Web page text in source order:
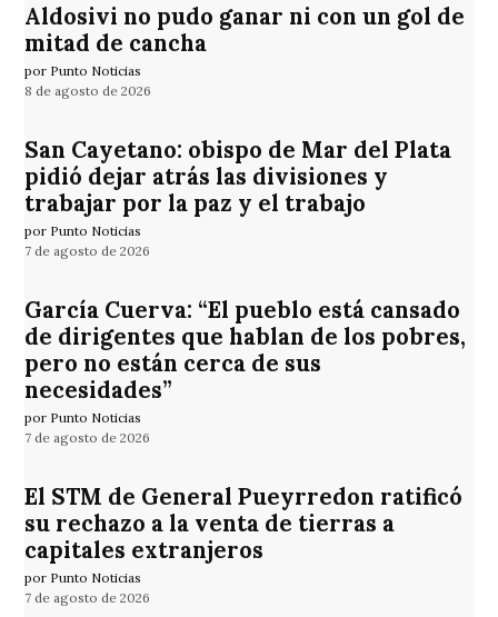
Aldosivi no pudo ganar ni con un gol de
mitad de cancha
por Punto Noticias
8 de agosto de 2026
San Cayetano: obispo de Mar del Plata
pidió dejar atrás las divisiones y
trabajar por la paz y el trabajo
por Punto Noticias
7 de agosto de 2026
García Cuerva: “El pueblo está cansado
de dirigentes que hablan de los pobres,
pero no están cerca de sus
necesidades”
por Punto Noticias
7 de agosto de 2026
El STM de General Pueyrredon ratificó
su rechazo a la venta de tierras a
capitales extranjeros
por Punto Noticias
7 de agosto de 2026